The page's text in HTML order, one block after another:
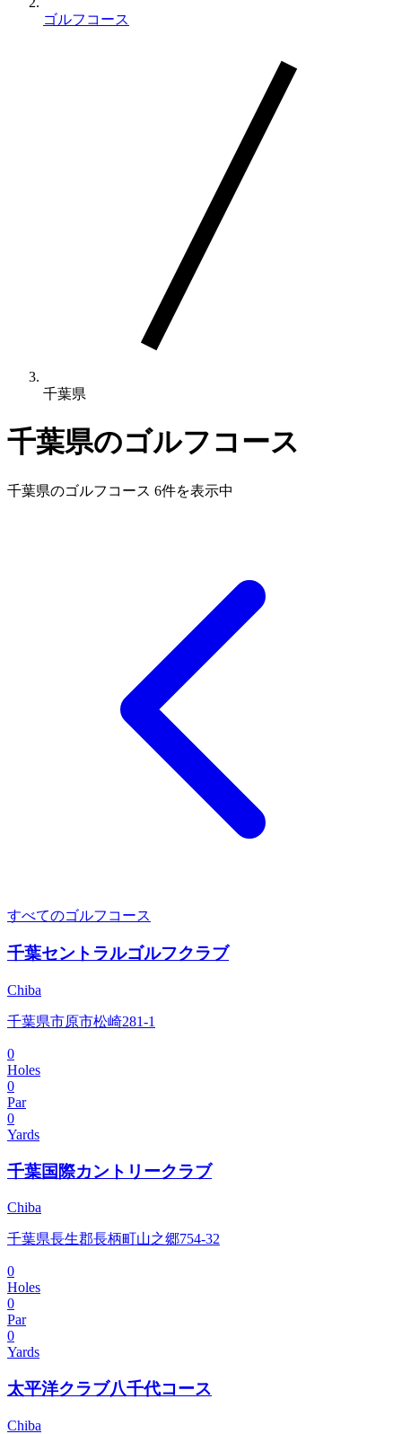
ゴルフコース
千葉県
千葉県のゴルフコース
千葉県のゴルフコース 6件を表示中
すべてのゴルフコース
千葉セントラルゴルフクラブ
Chiba
千葉県市原市松崎281-1
0
Holes
0
Par
0
Yards
千葉国際カントリークラブ
Chiba
千葉県長生郡長柄町山之郷754-32
0
Holes
0
Par
0
Yards
太平洋クラブ八千代コース
Chiba